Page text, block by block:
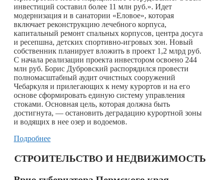
инвестиций составил более 11 млн руб.». Идет
модернизация и в санатории «Еловое», которая
включает реконструкцию лечебного корпуса,
капитальный ремонт спальных корпусов, центра досуга
и ресепшна, детских спортивно-игровых зон. Новый
собственник планирует вложить в проект 1,2 млрд руб.
С начала реализации проекта инвестором освоено 244
млн руб. Борис Дубровский распорядился провести
полномасштабный аудит очистных сооружений
Чебаркуля и прилегающих к нему курортов и на его
основе сформировать единую систему управления
стоками. Основная цель, которая должна быть
достигнута, — остановить деградацию курортной зоны
и водящих в нее озер и водоемов.
Подробнее
СТРОИТЕЛЬСТВО И НЕДВИЖИМОСТЬ